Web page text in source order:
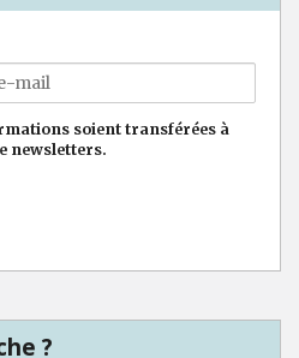
soient transférées à
newsletters.
?